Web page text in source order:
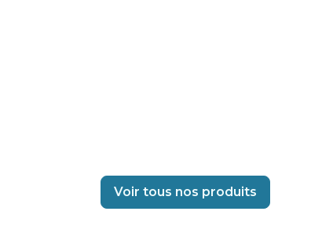
Voir tous nos produits